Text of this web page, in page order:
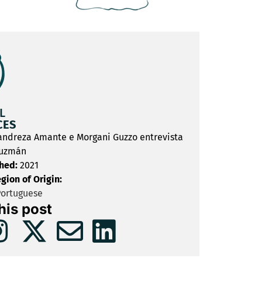
Amante e Morgani Guzzo entrevista
2021
of Origin:
post